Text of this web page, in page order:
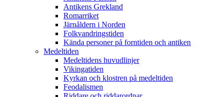
Antikens Grekland
Romarriket
Järnåldern i Norden
Folkvandringstiden
Kända personer på forntiden och antiken
Medeltiden
Medeltidens huvudlinjer
Vikingatiden
Kyrkan och klostren på medeltiden
Feodalismen